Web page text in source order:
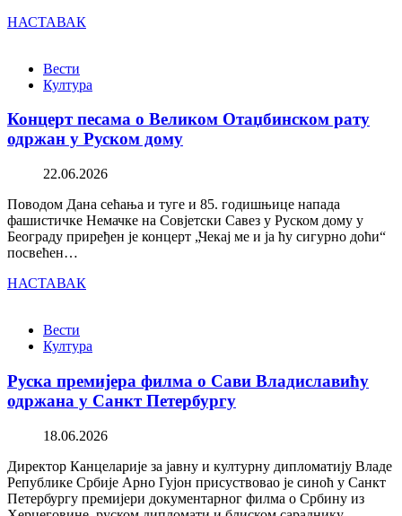
НАСТАВАК
Вести
Култура
Концерт песама о Великом Отаџбинском рату
одржан у Руском дому
22.06.2026
Поводом Дана сећања и туге и 85. годишњице напада
фашистичке Немачке на Совјетски Савез у Руском дому у
Београду приређен је концерт „Чекај ме и ја ћу сигурно доћи“
посвећен…
НАСТАВАК
Вести
Култура
Руска премијера филма о Сави Владиславићу
одржана у Санкт Петербургу
18.06.2026
Директор Канцеларије за јавну и културну дипломатију Владе
Републике Србије Арно Гујон присуствовао је синоћ у Санкт
Петербургу премијери документарног филма о Србину из